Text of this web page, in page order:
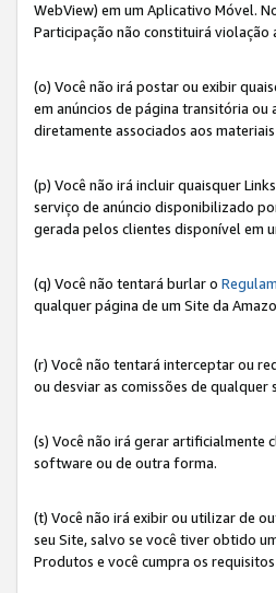
WebView) em um Aplicativo Móvel.
Participação não constituirá violação
(o) Você não irá postar ou exibir
em anúncios de página transitória
diretamente associados aos materiais
(p) Você não irá incluir quaisquer
serviço de anúncio disponibilizado
gerada pelos clientes disponível em
(q) Você não tentará burlar o
qualquer página de um Site da
(r) Você não tentará interceptar ou
ou desviar as comissões de
(s) Você não irá gerar artificialmente
software ou de outra forma.
(t) Você não irá exibir ou utilizar de
seu Site, salvo se você tiver obtido
Produtos e você cumpra os